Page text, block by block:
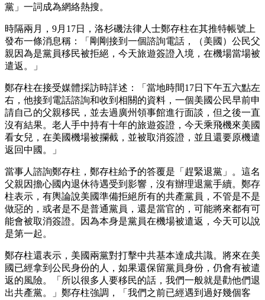
黨」一詞成為網絡熱搜。
時隔兩月，9月17日，洛杉磯法律人士鄭存柱在其推特帳號上
發布一條消息稱：「剛剛接到一個諮詢電話，（美國）公民父
親因為是黨員移民被拒絕，今天旅遊簽證入境，在機場當場被
遣返。」
鄭存柱在接受媒體採訪時詳述：「當地時間17日下午五六點左
右，他接到電話諮詢和收到相關的資料，一個美國公民早前申
請自己的父親移民，並去過廣州領事館進行面談，但之後一直
沒有結果。老人手中持有十年的旅遊簽證，今天乘飛機來美國
看女兒，在美國機場被攔截，並被取消簽證，並且還要原機遣
返回中國。」
當事人諮詢鄭存柱，鄭存柱給予的答覆是「趕緊退黨」。這名
父親因擔心國內退休待遇受到影響，沒有辦理退黨手續。鄭存
柱表示，有輿論說美國準備拒絕所有的共產黨員，不管是不是
做惡的，或者是不是普通黨員，還是當官的，可能將來都有可
能會被取消簽證。因為本身是黨員在機場被遣返，今天可以說
是第一起。
鄭存柱還表示，美國兩黨對打擊中共基本達成共識。將來在美
國已經拿到公民身份的人，如果還保留黨員身份，仍會有被遣
返的風險。「所以很多人要移民的話，我們一般就是勸他們退
出共產黨。」鄭存柱強調，「我們之前已經遇到過好幾個客